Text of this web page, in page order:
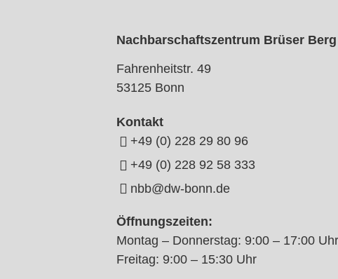
Nachbarschaftszentrum Brüser Berg
Fahrenheitstr. 49
53125 Bonn
Kontakt
+49 (0) 228 29 80 96
+49 (0) 228 92 58 333
nbb@dw-bonn.de
Öffnungszeiten:
Montag – Donnerstag: 9:00 – 17:00 Uhr
Freitag: 9:00 – 15:30 Uhr